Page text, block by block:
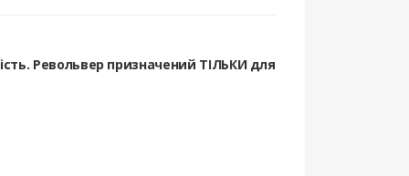
Револьвер призначений ТІЛЬКИ для